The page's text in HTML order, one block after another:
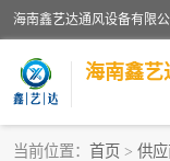
海南鑫艺
当前位置： 首页 > 供